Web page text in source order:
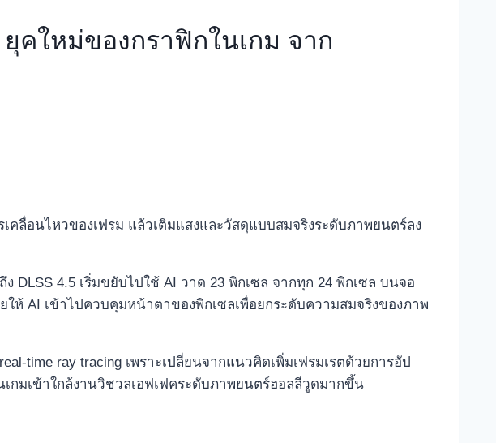
คใหม่ของกราฟิกในเกม จาก
คลื่อนไหวของเฟรม แล้วเติมแสงและวัสดุแบบสมจริงระดับภาพยนตร์ลง
DLSS 4.5 เริ่มขยับไปใช้ AI วาด 23 พิกเซล จากทุก 24 พิกเซล บนจอ
ห้ AI เข้าไปควบคุมหน้าตาของพิกเซลเพื่อยกระดับความสมจริงของภาพ
ray tracing เพราะเปลี่ยนจากแนวคิดเพิ่มเฟรมเรตด้วยการอัป
กมเข้าใกล้งานวิชวลเอฟเฟคระดับภาพยนตร์ฮอลลีวูดมากขึ้น​